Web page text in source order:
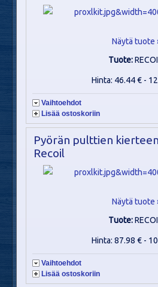
Näytä tuote
Tuote:
Hinta: 46.44 € -
Vaihtoehdot
Lisää ostoskoriin
Pyörän pulttien
Recoil
Näytä tuote
Tuote:
Hinta: 87.98 € -
Vaihtoehdot
Lisää ostoskoriin